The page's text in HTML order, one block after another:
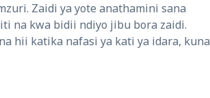
Zaidi ya yote anathamini sana
na kwa bidii ndiyo jibu bora zaidi.
hii katika nafasi ya kati ya idara, kuna